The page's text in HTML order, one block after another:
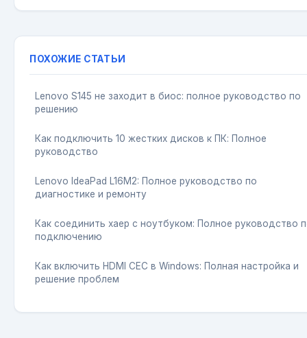
ПОХОЖИЕ СТАТЬИ
Lenovo S145 не заходит в биос: полное руководство по
решению
Как подключить 10 жестких дисков к ПК: Полное
руководство
Lenovo IdeaPad L16M2: Полное руководство по
диагностике и ремонту
Как соединить хаер с ноутбуком: Полное руководство
подключению
Как включить HDMI CEC в Windows: Полная настройка и
решение проблем